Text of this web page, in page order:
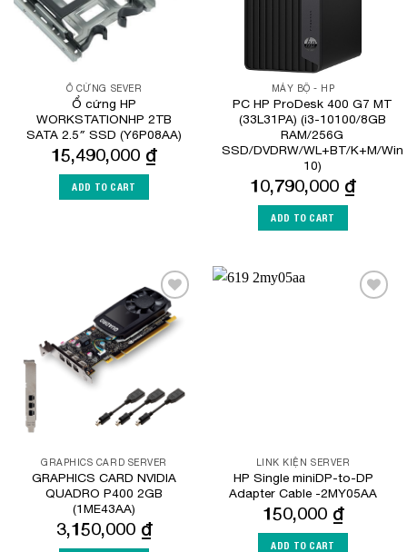
Ổ CỨNG SEVER
Ổ cứng HP
WORKSTATIONHP 2TB
SATA 2.5″ SSD (Y6P08AA)
15,490,000 ₫
ADD TO CART
MÁY BỘ - HP
PC HP ProDesk 400 G7 MT
(33L31PA) (i3-10100/8GB
RAM/256G
SSD/DVDRW/WL+BT/K+M/Win
10)
10,790,000 ₫
ADD TO CART
Add to
Wishlist
GRAPHICS CARD SERVER
GRAPHICS CARD NVIDIA
QUADRO P400 2GB
(1ME43AA)
3,150,000 ₫
LINK KIỆN SERVER
HP Single miniDP-to-DP
Adapter Cable -2MY05AA
150,000 ₫
ADD TO CART